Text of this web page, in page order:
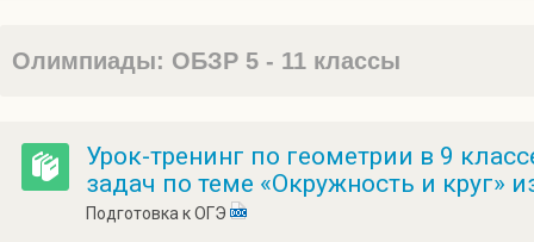
Олимпиады: ОБЗР 5 - 11 классы
Урок-тренинг по геометрии в 9
задач по теме «Окружность и круг»
Подготовка к ОГЭ